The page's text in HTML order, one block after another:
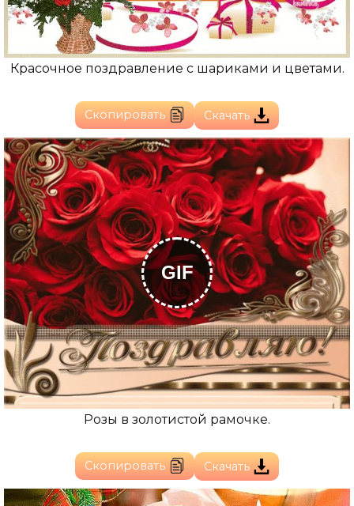
Красочное поздравление с шариками и цветами.
Скопировать Скачать
GIF
Розы в золотистой рамочке.
Скопировать Скачать